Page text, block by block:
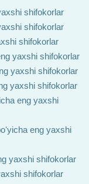
shifokorlar
shifokorlar
shifokorlar
yaxshi shifokorlar
yaxshi shifokorlar
yaxshi shifokorlar
eng yaxshi
eng yaxshi
yaxshi shifokorlar
shifokorlar